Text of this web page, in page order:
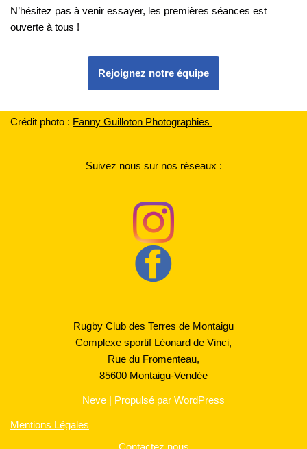
N’hésitez pas à venir essayer, les premières séances est
ouverte à tous !
Rejoignez notre équipe
Crédit photo : Fanny Guilloton Photographies
Suivez nous sur nos réseaux :
Rugby Club des Terres de Montaigu
Complexe sportif Léonard de Vinci,
Rue du Fromenteau,
85600 Montaigu-Vendée
Neve | Propulsé par WordPress
Mentions Légales
Contactez nous